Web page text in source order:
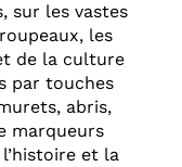
sur les vastes
les
de la culture
par touches
abris,
marqueurs
et la